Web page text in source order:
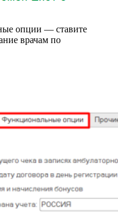
опции — ставите
врачам по